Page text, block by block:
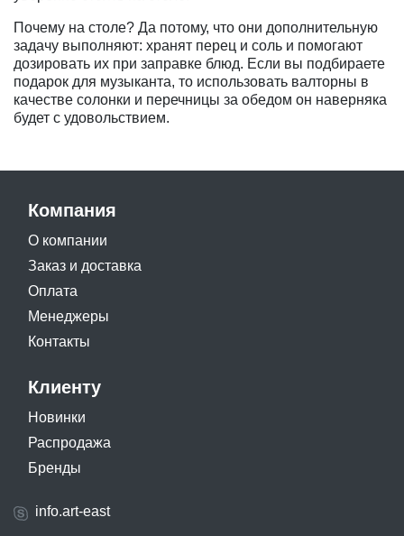
Почему на столе? Да потому, что они дополнительную
задачу выполняют: хранят перец и соль и помогают
дозировать их при заправке блюд. Если вы подбираете
подарок для музыканта, то использовать валторны в
качестве солонки и перечницы за обедом он наверняка
будет с удовольствием.
Компания
О компании
Заказ и доставка
Оплата
Менеджеры
Контакты
Клиенту
Новинки
Распродажа
Бренды
info.art-east